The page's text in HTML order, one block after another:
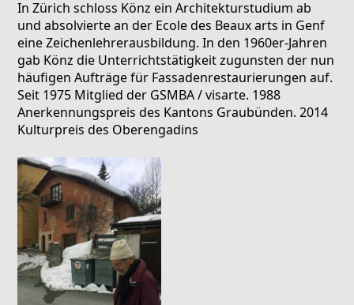
In Zürich schloss Könz ein Architekturstudium ab
und absolvierte an der Ecole des Beaux arts in Genf
eine Zeichenlehrerausbildung. In den 1960er-Jahren
gab Könz die Unterrichtstätigkeit zugunsten der nun
häufigen Aufträge für Fassadenrestaurierungen auf.
Seit 1975 Mitglied der GSMBA / visarte. 1988
Anerkennungspreis des Kantons Graubünden. 2014
Kulturpreis des Oberengadins